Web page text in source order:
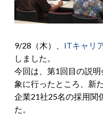
9/28（木）、 ITキャリ
しました。
今回は、 第1回目の説
象に行ったところ、 新
企業21社25名の採用関
た。